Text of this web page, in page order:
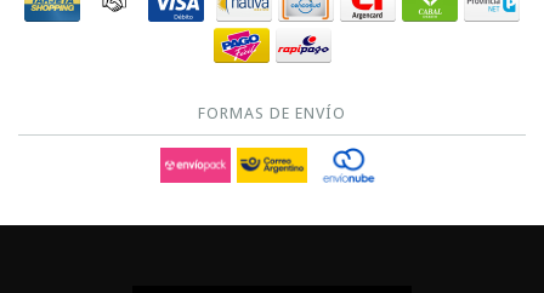
FORMAS DE ENVÍO